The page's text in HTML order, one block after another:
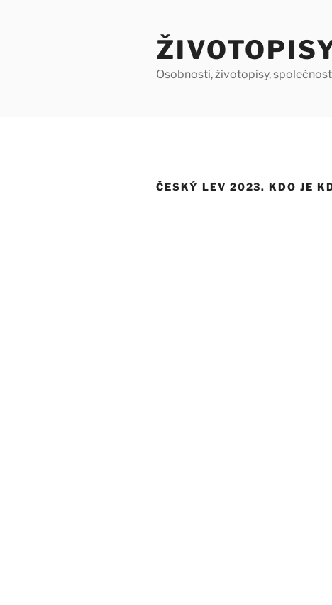
Osobnosti, životopisy, společnost
ČESKÝ LEV 2023. KDO JE